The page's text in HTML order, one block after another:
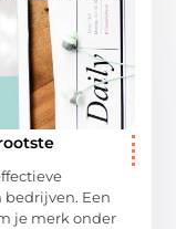
bedrijven. Een
je merk onder